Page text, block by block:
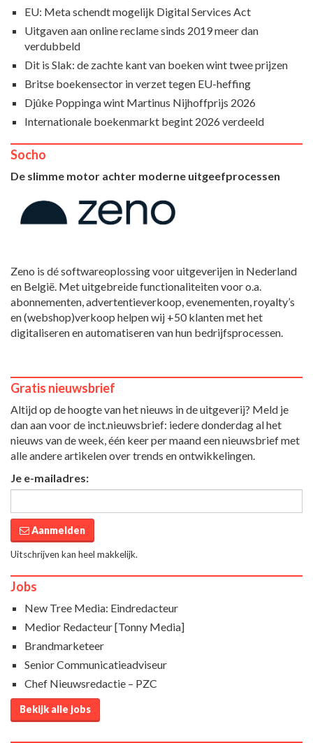
EU: Meta schendt mogelijk Digital Services Act
Uitgaven aan online reclame sinds 2019 meer dan
verdubbeld
Dit is Slak: de zachte kant van boeken wint twee prijzen
Britse boekensector in verzet tegen EU-heffing
Djûke Poppinga wint Martinus Nijhoffprijs 2026
Internationale boekenmarkt begint 2026 verdeeld
Socho
De slimme motor achter moderne uitgeefprocessen
Zeno is dé softwareoplossing voor uitgeverijen in Nederland
en België. Met uitgebreide functionaliteiten voor o.a.
abonnementen, advertentieverkoop, evenementen, royalty’s
en (webshop)verkoop helpen wij +50 klanten met het
digitaliseren en automatiseren van hun bedrijfsprocessen.
Gratis nieuwsbrief
Altijd op de hoogte van het nieuws in de uitgeverij? Meld je
dan aan voor de inct.nieuwsbrief: iedere donderdag al het
nieuws van de week, één keer per maand een nieuwsbrief met
alle andere artikelen over trends en ontwikkelingen.
Je e-mailadres:
Aanmelden
Uitschrijven kan heel makkelijk.
Jobs
New Tree Media: Eindredacteur
Medior Redacteur [Tonny Media]
Brandmarketeer
Senior Communicatieadviseur
Chef Nieuwsredactie – PZC
Bekijk alle jobs